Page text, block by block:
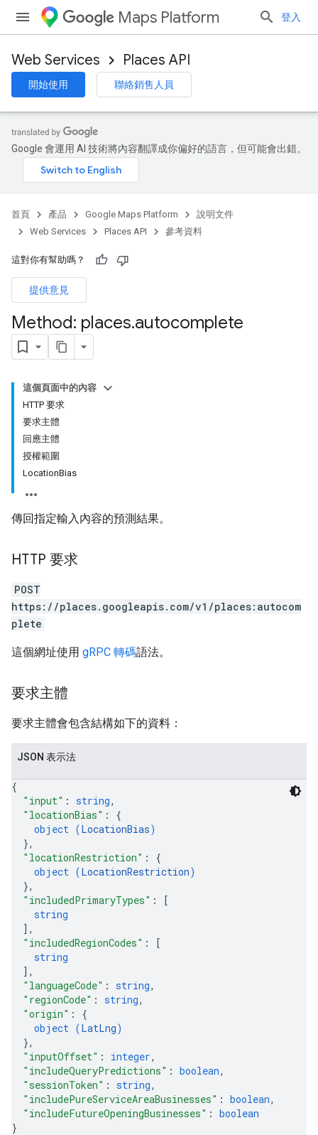
Maps Platform 登入
Web Services Places API
開始使用 聯絡銷售人員
Google 會運用 AI 技術將內容翻譯成你偏好的語言，但可能會出錯。
首頁 產品 Google Maps Platform
說明文件
Web Services
Places API 參考資料
這對你有幫助嗎？
提供意見
Method: places.autocomplete
這個頁面中的內容
HTTP 要求
要求主體
回應主體
授權範圍
LocationBias
傳回指定輸入內容的預測結果。
HTTP 要求
POST
https://places.googleapis.com/v1/places:autocom
plete
這個網址使用 gRPC 轉碼語法。
要求主體
要求主體會包含結構如下的資料：
JSON 表示法
{
"input" : string,
"locationBias" : {
object (LocationBias)
},
"locationRestriction" : {
object (LocationRestriction)
},
"includedPrimaryTypes" :
[
string
] ,
"includedRegionCodes" :
[
string
] ,
"languageCode" : string,
"regionCode" : string,
"origin" : {
object (LatLng)
},
"inputOffset" : integer,
"includeQueryPredictions" : boolean,
"sessionToken" : string,
"includePureServiceAreaBusinesses" : boolean,
"includeFutureOpeningBusinesses" : boolean
}